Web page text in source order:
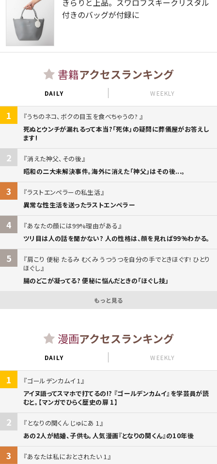
きらりと上品。スワロフスキークリスタル
付きのバッグが付録に
書籍アクセスランキング
DAILY WEEKLY
1
うちのネコ、ボクの目玉を食べちゃうの?
死ぬとウンチが漏れるって本当?「死体」の疑問に葬儀屋がお答えし
ます!
2
消えた神父、その後
昭和の二大未解決事件。海外に消えた「神父」はその後...。
3
ラストエンペラーの私生活
異常な性生活を送ったラストエンペラー
4
あなたの顔には99%理由がある
ツリ目は人の話を聞かない? 人の性格は、顔を見れば99%わかる。
5
肩こり 便秘 たるみ むくみ うつうつを自分の手でときほぐす! ひとり
ほぐし
腸のどこが凝ってる? 便秘に悩んだときの「ほぐし技」
もっと見る
漫画アクセスランキング
DAILY WEEKLY
1
ゴールデンカムイ 1
アイヌ語ってスマホで打てるの!? 『ゴールデンカムイ』を学芸員が読
むと。【マンガでひらく歴史の扉 1】
2
となりの関くん じゅにあ 1
あの2人が結婚、子供も。人気漫画『となりの関くん』の10年後
3
あなたは私におとされたい 1